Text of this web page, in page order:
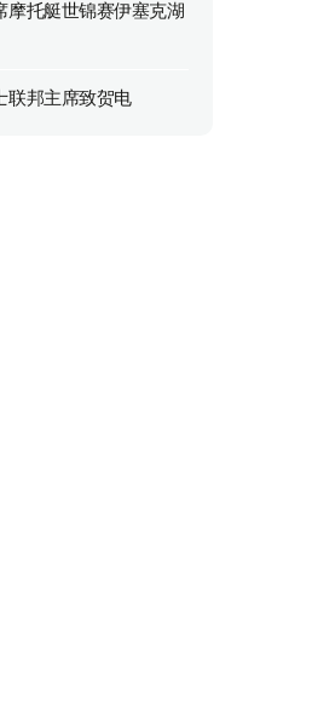
摩托艇世锦赛伊塞克湖
联邦主席致贺电